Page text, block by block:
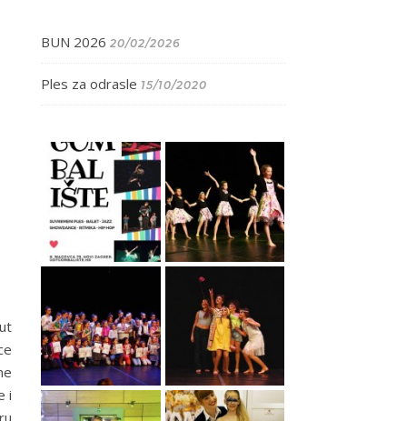
i
BUN 2026 20/02/2026
Ples za odrasle 15/10/2020